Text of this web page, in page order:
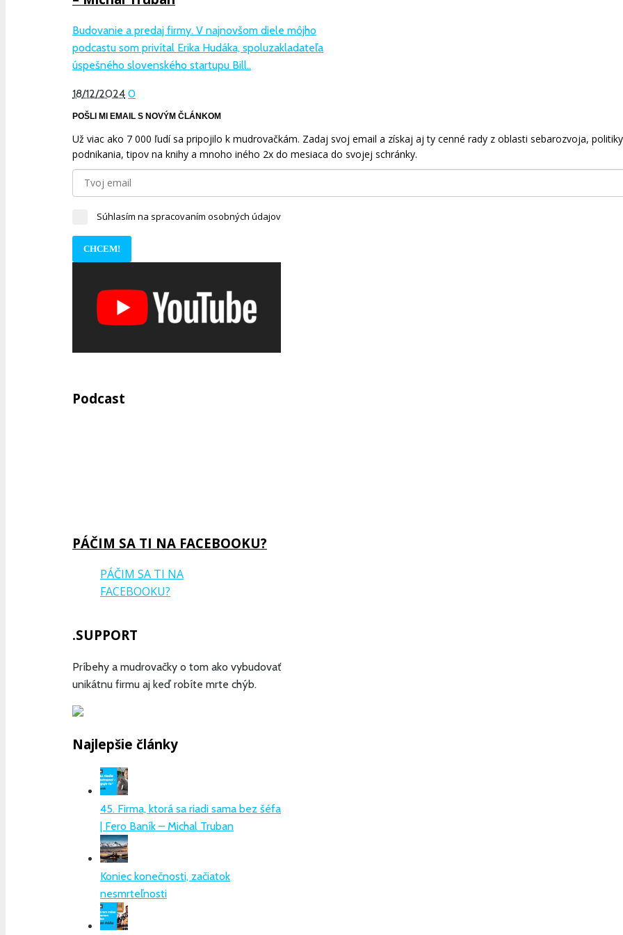
Budovanie a predaj firmy. V najnovšom diele môjho
podcastu som privítal Erika Hudáka, spoluzakladateľa
úspešného slovenského startupu Bill..
18/12/2024 0
POŠLI MI EMAIL S NOVÝM ČLÁNKOM
Už viac ako 7 000 ľudí sa pripojilo k mudrovačkám. Zadaj svoj email a získaj aj ty cenné rady z oblasti sebarozvoja,
podnikania, tipov na knihy a mnoho iného 2x do mesiaca do svojej schránky.
Súhlasím na spracovaním osobných údajov
CHCEM!
Podcast
Information
PÁČIM SA TI NA FACEBOOKU?
PÁČIM SA TI NA
FACEBOOKU?
.SUPPORT
Príbehy a mudrovačky o tom ako vybudovať
unikátnu firmu aj keď robíte mrte chýb.
Najlepšie články
45. Firma, ktorá sa riadi sama bez šéfa
| Fero Baník – Michal Truban
Koniec konečnosti, začiatok
nesmrteľnosti